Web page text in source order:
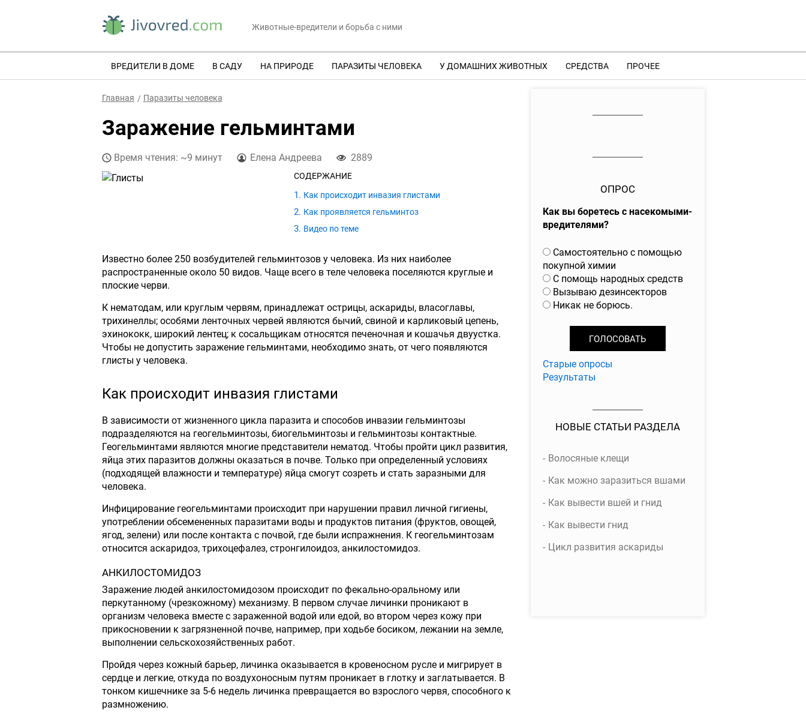
Животные-вредители и борьба с ними
ВРЕДИТЕЛИ В ДОМЕ В САДУ НА ПРИРОДЕ ПАРАЗИТЫ ЧЕЛОВЕКА У ДОМАШНИХ ЖИВОТНЫХ СРЕДСТВА ПРОЧЕЕ
Главная Паразиты человека
Заражение гельминтами
Время чтения: ~9 минут Елена Андреева 2889
СОДЕРЖАНИЕ
Как происходит инвазия глистами
Как проявляется гельминтоз
Видео по теме
Известно более 250 возбудителей гельминтозов у человека. Из них наиболее
распространенные около 50 видов. Чаще всего в теле человека поселяются круглые и
плоские черви.
К нематодам, или круглым червям, принадлежат острицы, аскариды, власоглавы,
трихинеллы; особями ленточных червей являются бычий, свиной и карликовый цепень,
эхинококк, широкий лентец; к сосальщикам относятся печеночная и кошачья двуустка.
Чтобы не допустить заражение гельминтами, необходимо знать, от чего появляются
глисты у человека.
Как происходит инвазия глистами
В зависимости от жизненного цикла паразита и способов инвазии гельминтозы
подразделяются на геогельминтозы, биогельминтозы и гельминтозы контактные.
Геогельминтами являются многие представители нематод. Чтобы пройти цикл развития,
яйца этих паразитов должны оказаться в почве. Только при определенный условиях
(подходящей влажности и температуре) яйца смогут созреть и стать заразными для
человека.
Инфицирование геогельминтами происходит при нарушении правил личной гигиены,
употреблении обсемененных паразитами воды и продуктов питания (фруктов, овощей,
ягод, зелени) или после контакта с почвой, где были испражнения. К геогельминтозам
относится аскаридоз, трихоцефалез, стронгилоидоз, анкилостомидоз.
АНКИЛОСТОМИДОЗ
Заражение людей анкилостомидозом происходит по фекально-оральному или
перкутанному (чрезкожному) механизму. В первом случае личинки проникают в
организм человека вместе с зараженной водой или едой, во втором через кожу при
прикосновении к загрязненной почве, например, при ходьбе босиком, лежании на земле,
выполнении сельскохозяйственных работ.
Пройдя через кожный барьер, личинка оказывается в кровеносном русле и мигрирует в
сердце и легкие, откуда по воздухоносным путям проникает в глотку и заглатывается. В
тонком кишечнике за 5-6 недель личинка превращается во взрослого червя, способного к
размножению.
ОПРОС
Как вы боретесь с насекомыми-
вредителями?
В
а
р
и
а
Самостоятельно с помощью
покупной химии
С помощь народных средств
Вызываю дезинсекторов
Никак не борюсь.
Старые опросы
Результаты
НОВЫЕ СТАТЬИ РАЗДЕЛА
Волосяные клещи
Как можно заразиться вшами
Как вывести вшей и гнид
Как вывести гнид
Цикл развития аскариды